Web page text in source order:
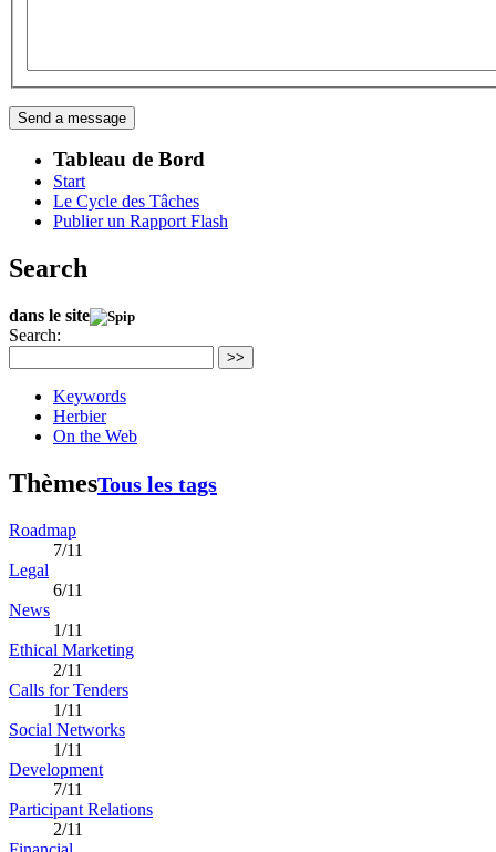
Tableau de Bord
Start
Le Cycle des Tâches
Publier un Rapport Flash
Search
dans le site
Search:
>>
Keywords
Herbier
On the Web
ThèmesTous les tags
Roadmap
7/11
Legal
6/11
News
1/11
Ethical Marketing
2/11
Calls for Tenders
1/11
Social Networks
1/11
Development
7/11
Participant Relations
2/11